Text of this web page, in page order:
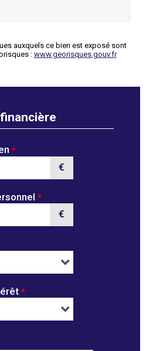
auxquels ce bien est exposé sont
: www.georisques.gouv.fr
*
€
*
€
*